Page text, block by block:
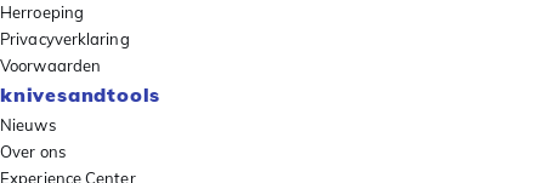
Herroeping
Privacyverklaring
Voorwaarden
knivesandtools
Nieuws
Over ons
Experience Center